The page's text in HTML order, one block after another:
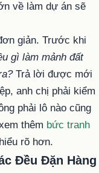
về làm dự án sẽ
giản. Trước khi
gì làm mảnh đất
Trả lời được mới
anh chị phải kiểm
phải lô nào cũng
thêm bức tranh
rõ hơn.
Đều Đặn Hàng